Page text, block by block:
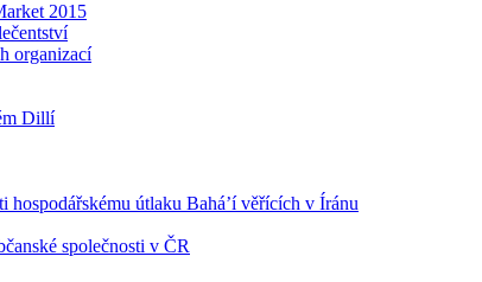
2015
organizací
Dillí
hospodářskému útlaku Bahá’í věřících v Íránu
společnosti v ČR